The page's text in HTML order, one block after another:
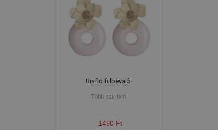
Braflo fülbevaló
Több színben
1490 Ft